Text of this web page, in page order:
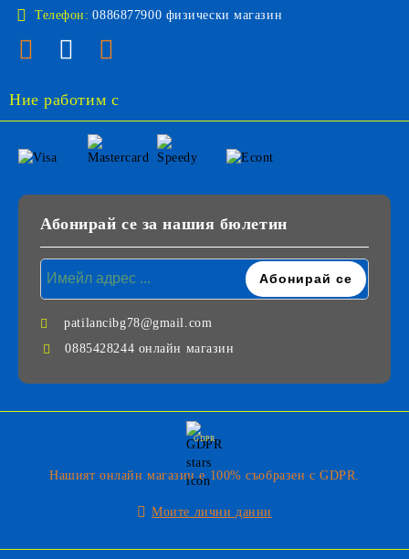
Телефон: 0886877900 физически магазин
Ние работим с
Абонирай се за нашия бюлетин
patilancibg78@gmail.com
0885428244 онлайн магазин
GDPR
Нашият онлайн магазин е 100% съобразен с GDPR.
Моите лични данни